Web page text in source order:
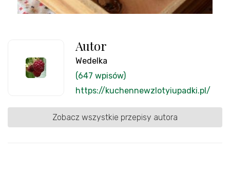
Autor
Wedelka
(647 wpisów)
https://kuchennewzlotyiupadki.pl/
Zobacz wszystkie przepisy autora